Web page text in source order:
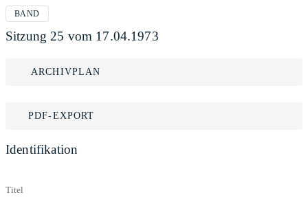
BAND
Sitzung 25 vom 17.04.1973
ARCHIVPLAN
PDF-EXPORT
Identifikation
Titel